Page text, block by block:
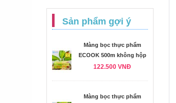
Sản phẩm gợi ý
Màng bọc thực phẩm
ECOOK 500m không hộp
122.500 VNĐ
Màng bọc thực phẩm